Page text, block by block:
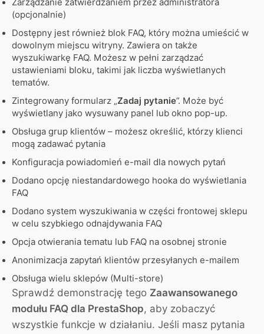
Zarządzanie zatwierdzaniem przez administratora
(opcjonalnie)
Dostępny jest również blok FAQ, który można umieścić w
dowolnym miejscu witryny. Zawiera on także
wyszukiwarkę FAQ. Możesz w pełni zarządzać
ustawieniami bloku, takimi jak liczba wyświetlanych
tematów.
Zintegrowany formularz „Zadaj pytanie”. Może być
wyświetlany jako wysuwany panel lub okno pop-up.
Obsługa grup klientów – możesz określić, którzy klienci
mogą zadawać pytania
Konfiguracja powiadomień e-mail dla nowych pytań
Dodano opcję niestandardowego hooka do wyświetlania
FAQ
Dodano system wyszukiwania w części frontowej sklepu
w celu szybkiego odnajdywania FAQ
Opcja otwierania tematu lub FAQ na osobnej stronie
Anonimizacja zapytań klientów przesyłanych e-mailem
Obsługa wielu sklepów (Multi-store)
Sprawdź demonstrację tego Zaawansowanego
modułu FAQ dla PrestaShop, aby zobaczyć
wszystkie funkcje w działaniu. Jeśli masz pytania